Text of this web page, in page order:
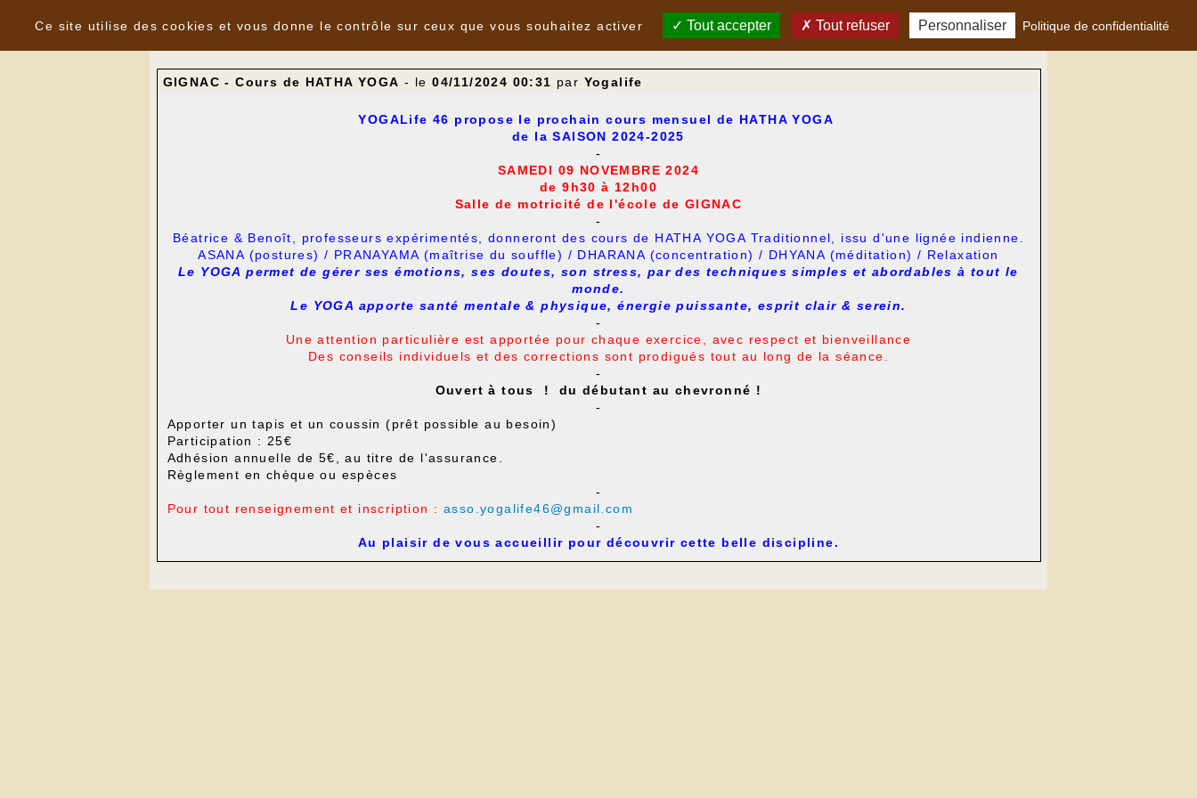
Nouvelles
GIGNAC - Cours de HATHA YOGA - le04/11/2024 00:31 par Yogalife
YOGALife 46 propose le prochain cours mensuel de HATHA YOGA
de la SAISON 2024-2025
-
SAMEDI 09 NOVEMBRE 2024
de 9h30 à 12h00
Salle de motricité de l'école de GIGNAC
-
Béatrice & Benoît, professeurs expérimentés, donneront des cours de HATHA YOGA Traditionnel, issu d'une lignée indienne.
ASANA (postures) / PRANAYAMA (maîtrise du souffle) / DHARANA (concentration) / DHYANA (méditation) / Relaxation
Le YOGA permet de gérer ses émotions, ses doutes, son stress, par des techniques simples et abordables à tout le
monde.
Le YOGA apporte santé mentale & physique, énergie puissante, esprit clair & serein.
-
Une attention particulière est apportée pour chaque exercice, avec respect et bienveillance
Des conseils individuels et des corrections sont prodigués tout au long de la séance.
-
Ouvert à tous ! du débutant au chevronné !
-
Apporter un tapis et un coussin (prêt possible au besoin)
Participation : 25€
Adhésion annuelle de 5€, au titre de l'assurance.
Règlement en chèque ou espèces
-
Pour tout renseignement et inscription : asso.yogalife46@gmail.com
-
Au plaisir de vous accueillir pour découvrir cette belle discipline.
Ce site utilise des cookies et vous donne le contrôle sur ceux que vous souhaitez activer
Tout accepter Tout refuser Personnaliser Politique de confidentialité